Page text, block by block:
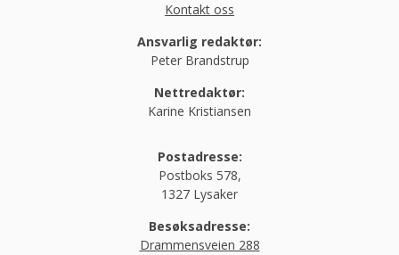
Kontakt oss
Ansvarlig redaktør:
Peter Brandstrup
Nettredaktør:
Karine Kristiansen
Postadresse:
Postboks 578,
1327 Lysaker
Besøksadresse:
Drammensveien 288